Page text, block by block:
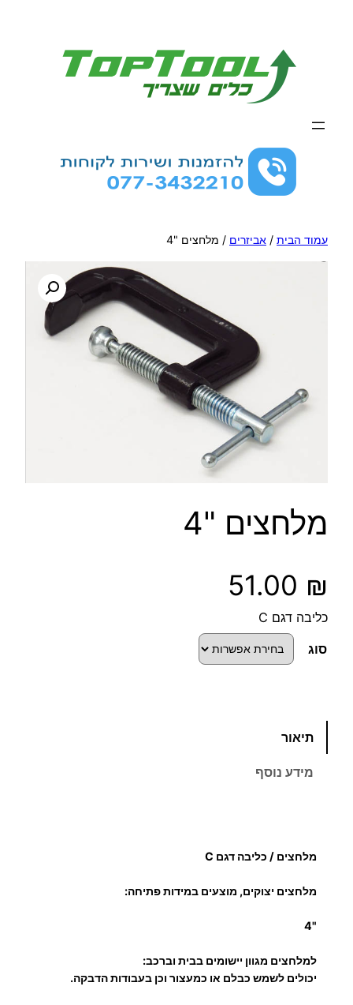
עמוד הבית / אביזרים / מלחצים "4
מלחצים "4
51.00 ₪
כליבה דגם C
סוג
כ
ו
תיאור
מידע נוסף
מלחצים / כליבה דגם C
מלחצים יצוקים, מוצעים במידות פתיחה:
"4
למלחצים מגוון יישומים בבית וברכב:
יכולים לשמש כבלם או כמעצור וכן בעבודות הדבקה.